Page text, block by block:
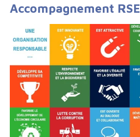
Accompagnement RSE